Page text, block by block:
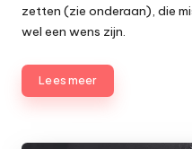
zetten (zie onderaan), die
wel een wens zijn.
Lees meer